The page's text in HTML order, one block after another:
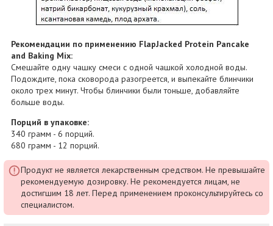
Рекомендации по применению FlapJacked Protein Pancake
and Baking Mix:
Смешайте одну чашку смеси с одной чашкой холодной воды.
Подождите, пока сковорода разогреется, и выпекайте блинчики
около трех минут. Чтобы блинчики были тоньше, добавляйте
больше воды.
Порций в упаковке:
340 грамм - 6 порций.
680 грамм - 12 порций.
Продукт не является лекарственным средством. Не превышайте
рекомендуемую дозировку. Не рекомендуется лицам, не
достигшим 18 лет. Перед применением проконсультируйтесь со
специалистом.